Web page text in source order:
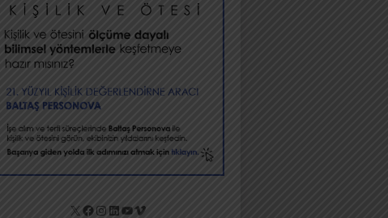
X Facebook
Instagram
LinkedIn
YouTube
Vimeo